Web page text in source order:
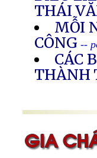
THÁI
MỖI
CÔNG--
CÁC
THÀNH